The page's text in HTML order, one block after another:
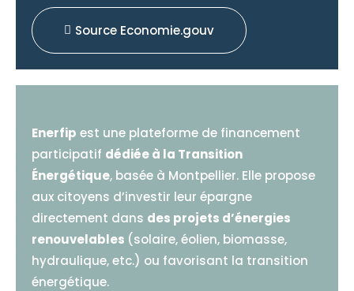
Source Economie.gouv
Enerfip est une plateforme de financement
participatif dédiée à la Transition
Énergétique, basée à Montpellier. Elle propose
aux citoyens d’investir leur épargne
directement dans des projets d’énergies
renouvelables (solaire, éolien, biomasse,
hydraulique, etc.) ou favorisant la transition
énergétique.